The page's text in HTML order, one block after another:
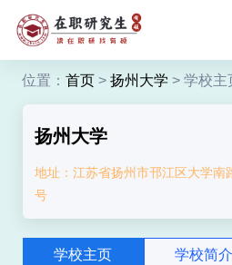
位置： 首页 > 扬州大学 > 学校主
扬州大学
地址：江苏省扬州市邗江区大学南
号
学校主页 学校简介